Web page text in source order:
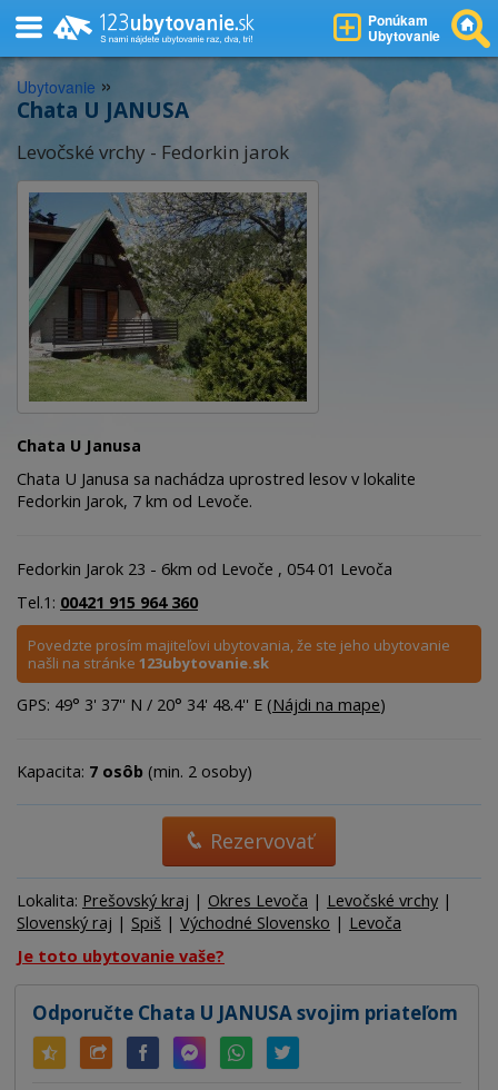
Ponúkam
Ubytovanie
Ubytovanie »
Chata U JANUSA
Levočské vrchy - Fedorkin jarok
Chata U Janusa
Chata U Janusa sa nachádza uprostred lesov v lokalite
Fedorkin Jarok, 7 km od Levoče.
Fedorkin Jarok 23 - 6km od Levoče , 054 01 Levoča
Tel.1: 00421 915 964 360
Povedzte prosím majiteľovi ubytovania, že ste jeho ubytovanie
našli na stránke 123ubytovanie.sk
GPS: 49° 3' 37'' N / 20° 34' 48.4'' E (Nájdi na mape)
Kapacita: 7 osôb (min. 2 osoby)
Rezervovať
Lokalita: Prešovský kraj | Okres Levoča | Levočské vrchy |
Slovenský raj | Spiš | Východné Slovensko | Levoča
Je toto ubytovanie vaše?
Odporučte Chata U JANUSA svojim priateľom